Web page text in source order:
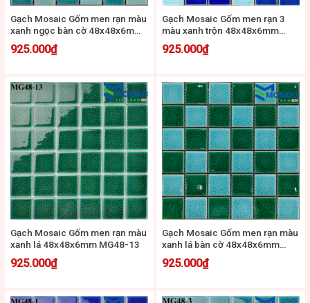
Gạch Mosaic Gốm men rạn màu
xanh ngọc bàn cờ 48x48x6mm
MG48-19
925.000₫
Gạch Mosaic Gốm men rạn 3
màu xanh trộn 48x48x6mm
MG48-8
925.000₫
Gạch Mosaic Gốm men rạn màu
xanh lá 48x48x6mm MG48-13
925.000₫
Gạch Mosaic Gốm men rạn màu
xanh lá bàn cờ 48x48x6mm
MG48-18
925.000₫